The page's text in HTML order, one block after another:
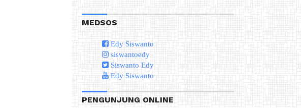
MEDSOS
Edy Siswanto
siswantoedy
Siswanto Edy
Edy Siswanto
PENGUNJUNG ONLINE